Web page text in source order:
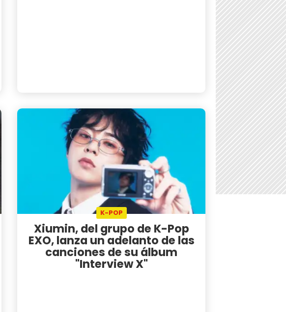
K-POP
Xiumin, del grupo de K-Pop
EXO, lanza un adelanto de las
canciones de su álbum
"Interview X"